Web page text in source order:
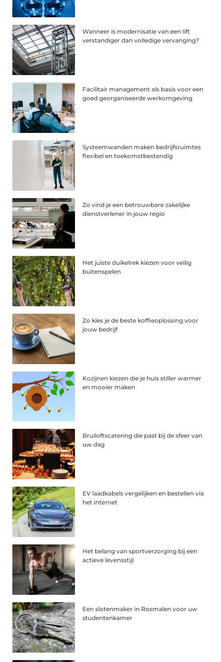
Wanneer is modernisatie van een lift
verstandiger dan volledige vervanging?
Facilitair management als basis voor een
goed georganiseerde werkomgeving
Systeemwanden maken bedrijfsruimtes
flexibel en toekomstbestendig
Zo vind je een betrouwbare zakelijke
dienstverlener in jouw regio
Het juiste duikelrek kiezen voor veilig
buitenspelen
Zo kies je de beste koffieoplossing voor
jouw bedrijf
Kozijnen kiezen die je huis stiller warmer
en mooier maken
Bruiloftscatering die past bij de sfeer van
uw dag
EV laadkabels vergelijken en bestellen via
het internet
Het belang van sportverzorging bij een
actieve levensstijl
Een slotenmaker in Rosmalen voor uw
studentenkamer